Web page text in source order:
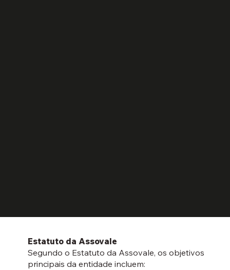
Estatuto da Assovale
Segundo o Estatuto da Assovale, os objetivos
principais da entidade incluem: